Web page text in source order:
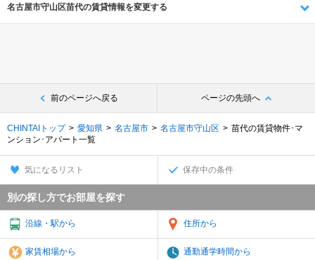
名古屋市守山区苗代の賃貸情報を変更する
前のページへ戻る ページの先頭へ
CHINTAIトップ 愛知県 名古屋市 名古屋市守山区
苗代の賃貸物件･マ
ンション･アパート一覧
気になるリスト 保存中の条件
別の探し方でお部屋を探す
沿線・駅から 住所から
家賃相場から 通勤通学時間から